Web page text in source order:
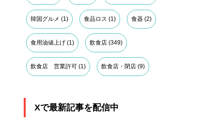
韓国グルメ (1) 食品ロス (1) 食器 (2)
食用油値上げ (1) 飲食店 (349)
飲食店 営業許可 (1) 飲食店・閉店 (9)
Xで最新記事を配信中